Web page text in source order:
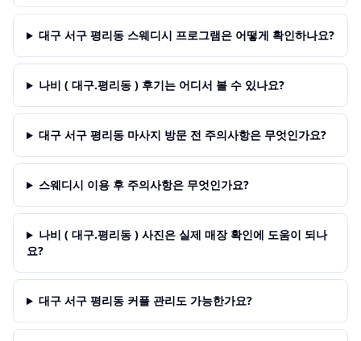
대구 서구 평리동 스웨디시 프로그램은 어떻게 확인하나요?
나비 ( 대구.평리동 ) 후기는 어디서 볼 수 있나요?
대구 서구 평리동 마사지 방문 전 주의사항은 무엇인가요?
스웨디시 이용 후 주의사항은 무엇인가요?
나비 ( 대구.평리동 ) 사진은 실제 매장 확인에 도움이 되나
요?
대구 서구 평리동 커플 관리도 가능한가요?